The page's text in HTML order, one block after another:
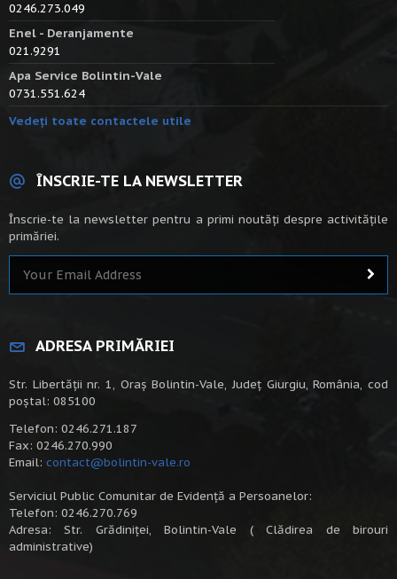
0246.273.049
Enel - Deranjamente
021.9291
Apa Service Bolintin-Vale
0731.551.624
Vedeți toate contactele utile
ÎNSCRIE-TE LA NEWSLETTER
Înscrie-te la newsletter pentru a primi noutăți despre activitățile
primăriei.
ADRESA PRIMĂRIEI
Str. Libertății nr. 1, Oraș Bolintin-Vale, Județ Giurgiu, România, cod
poștal: 085100
Telefon: 0246.271.187
Fax: 0246.270.990
Email: contact@bolintin-vale.ro
Serviciul Public Comunitar de Evidență a Persoanelor:
Telefon: 0246.270.769
Adresa: Str. Grădiniței, Bolintin-Vale ( Clădirea de birouri
administrative)